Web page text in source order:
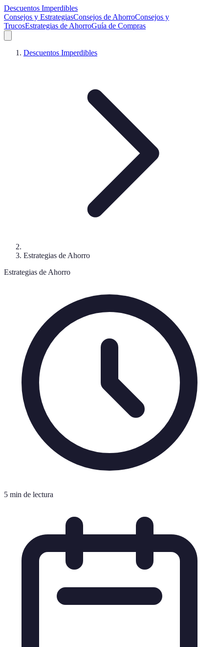
Descuentos Imperdibles
Consejos y EstrategiasConsejos de AhorroConsejos y
TrucosEstrategias de AhorroGuía de Compras
Descuentos Imperdibles
Estrategias de Ahorro
Estrategias de Ahorro
5 min de lectura